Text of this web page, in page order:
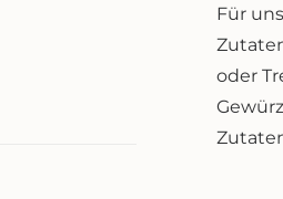
Für
oder